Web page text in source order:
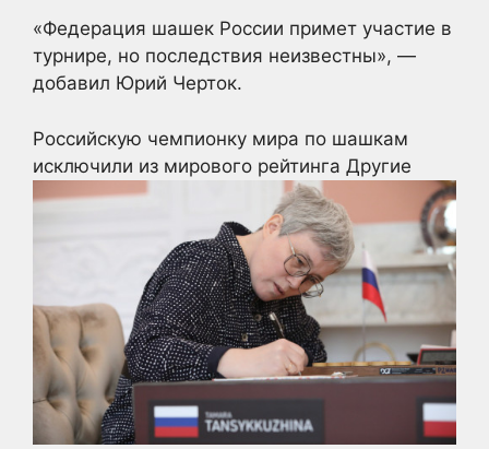
«Федерация шашек России примет участие в
турнире, но последствия неизвестны», —
добавил Юрий Черток.
Российскую чемпионку мира по шашкам
исключили из мирового рейтинга Другие